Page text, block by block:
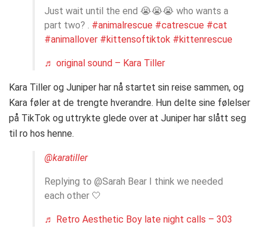
Just wait until the end 😭😭😭 who wants a
part two? . #animalrescue #catrescue #cat
#animallover #kittensoftiktok #kittenrescue
♬ original sound – Kara Tiller
Kara Tiller og Juniper har nå startet sin reise sammen, og
Kara føler at de trengte hverandre. Hun delte sine følelser
på TikTok og uttrykte glede over at Juniper har slått seg
til ro hos henne.
@karatiller
Replying to @Sarah Bear I think we needed
each other 🤍
♬ Retro Aesthetic Boy late night calls – 303